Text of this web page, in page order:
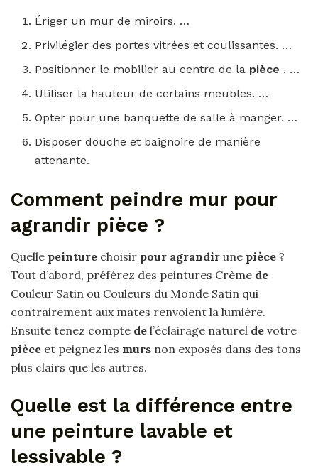
Ériger un mur de miroirs. …
Privilégier des portes vitrées et coulissantes. …
Positionner le mobilier au centre de la pièce . …
Utiliser la hauteur de certains meubles. …
Opter pour une banquette de salle à manger. …
Disposer douche et baignoire de manière
attenante.
Comment peindre mur pour
agrandir pièce ?
Quelle peinture choisir pour agrandir une pièce ?
Tout d’abord, préférez des peintures Crème de
Couleur Satin ou Couleurs du Monde Satin qui
contrairement aux mates renvoient la lumière.
Ensuite tenez compte de l’éclairage naturel de votre
pièce et peignez les murs non exposés dans des tons
plus clairs que les autres.
Quelle est la différence entre
une peinture lavable et
lessivable ?